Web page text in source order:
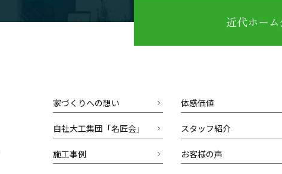
近代ホー
家づくりへの想い 体感価値
自社大工集団「名匠会」 スタッフ紹介
施工事例 お客様の声